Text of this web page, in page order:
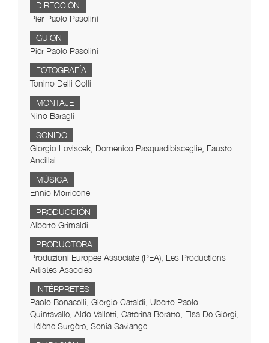
DIRECCIÓN
Pier Paolo Pasolini
GUION
Pier Paolo Pasolini
FOTOGRAFÍA
Tonino Delli Colli
MONTAJE
Nino Baragli
SONIDO
Giorgio Loviscek, Domenico Pasquadibisceglie, Fausto
Ancillai
MÚSICA
Ennio Morricone
PRODUCCIÓN
Alberto Grimaldi
PRODUCTORA
Produzioni Europee Associate (PEA), Les Productions
Artistes Associés
INTÉRPRETES
Paolo Bonacelli, Giorgio Cataldi, Uberto Paolo
Quintavalle, Aldo Valletti, Caterina Boratto, Elsa De Giorgi,
Hélène Surgère, Sonia Saviange